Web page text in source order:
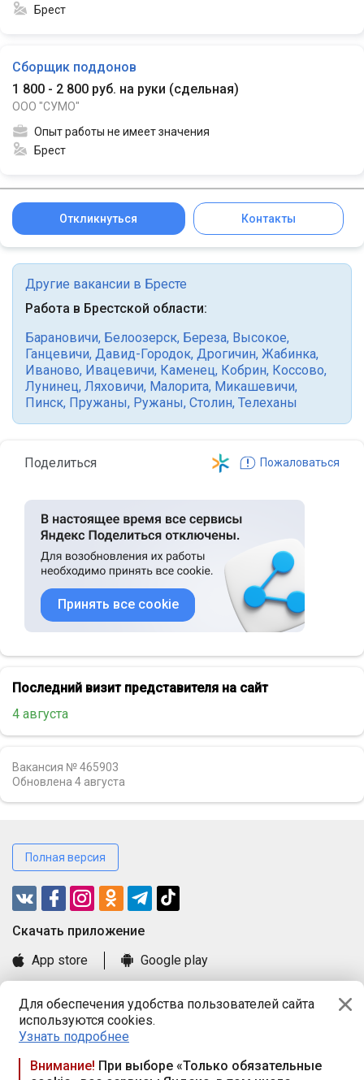
Для обеспечения удобства пользователей сайта
используются cookies.
Узнать подробнее
Внимание! При выборе «Только обязательные
Брест
Сборщик поддонов
1 800 - 2 800 руб. на руки (сдельная)
ООО "СУМО"
Опыт работы не имеет значения
Брест
Откликнуться Контакты
Другие вакансии в Бресте
Работа в Брестской области:
Барановичи, Белоозерск, Береза, Высокое,
Ганцевичи, Давид-Городок, Дрогичин, Жабинка,
Иваново, Ивацевичи, Каменец, Кобрин, Коссово,
Лунинец, Ляховичи, Малорита, Микашевичи,
Пинск, Пружаны, Ружаны, Столин, Телеханы
Поделиться Пожаловаться
Принять все cookie
Последний визит представителя на сайт
4 августа
Вакансия № 465903
Обновлена 4 августа
Полная версия
Cкачать приложение
App store
Google play
Книга замечаний и предложений
Правила и документы
Praca.by © 2000—2026, ООО «ПРАЦА БАЙ»